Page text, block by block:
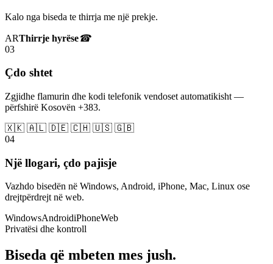
Kalo nga biseda te thirrja me një prekje.
ARThirrje hyrëse☎
03
Çdo shtet
Zgjidhe flamurin dhe kodi telefonik vendoset automatikisht —
përfshirë Kosovën +383.
🇽🇰 🇦🇱 🇩🇪 🇨🇭 🇺🇸 🇬🇧
04
Një llogari, çdo pajisje
Vazhdo bisedën në Windows, Android, iPhone, Mac, Linux ose
drejtpërdrejt në web.
WindowsAndroidiPhoneWeb
Privatësi dhe kontroll
Biseda që mbeten mes jush.